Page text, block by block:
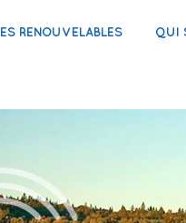
RENOUVELABLES QUI